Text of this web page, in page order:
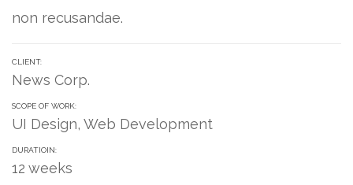
non recusandae.
CLIENT:
News Corp.
SCOPE OF WORK:
UI Design, Web Development
DURATIOIN:
12 weeks